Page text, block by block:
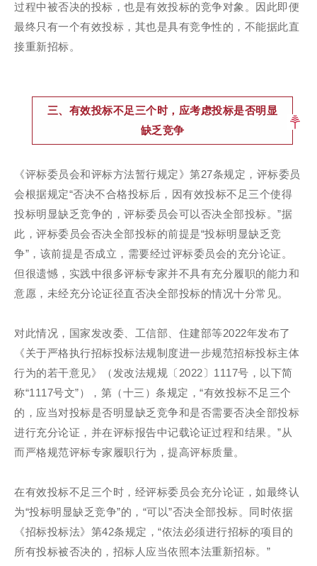
过程中被否决的投标，也是有效投标的竞争对象。因此即便
最终只有一个有效投标，其也是具有竞争性的，不能据此直
接重新招标。
三、有效投标不足三个时，应考虑投标是否明显
缺乏竞争
《评标委员会和评标方法暂行规定》第27条规定，评标委员
会根据规定“否决不合格投标后，因有效投标不足三个使得
投标明显缺乏竞争的，评标委员会可以否决全部投标。”据
此，评标委员会否决全部投标的前提是“投标明显缺乏竞
争”，该前提是否成立，需要经过评标委员会的充分论证。
但很遗憾，实践中很多评标专家并不具有充分履职的能力和
意愿，未经充分论证径直否决全部投标的情况十分常见。
对此情况，国家发改委、工信部、住建部等2022年发布了
《关于严格执行招标投标法规制度进一步规范招标投标主体
行为的若干意见》（发改法规规〔2022〕1117号，以下简
称“1117号文”），第（十三）条规定，“有效投标不足三个
的，应当对投标是否明显缺乏竞争和是否需要否决全部投标
进行充分论证，并在评标报告中记载论证过程和结果。”从
而严格规范评标专家履职行为，提高评标质量。
在有效投标不足三个时，经评标委员会充分论证，如最终认
为“投标明显缺乏竞争”的，“可以”否决全部投标。同时依据
《招标投标法》第42条规定，“依法必须进行招标的项目的
所有投标被否决的，招标人应当依照本法重新招标。”